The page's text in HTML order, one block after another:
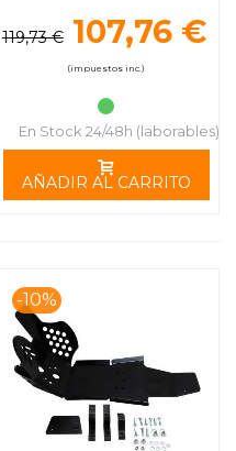
119,73 € 107,76 €
(impuestos inc.)
En Stock 24/48h (laborables)
AÑADIR AL CARRITO
-10%